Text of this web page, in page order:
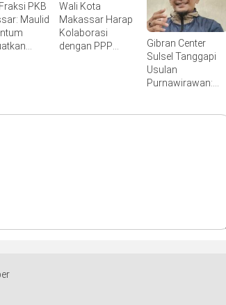
PKB
Maulid
Wali Kota
Makassar Harap
Kolaborasi
dengan PPP
Gibran Center
Sulsel Tanggapi
Usulan
Purnawirawan: